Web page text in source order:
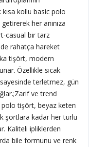
kollu basic polo
her anınıza
casual bir tarz
rahatça hareket
tişört, modern
Özellikle sıcak
terletmez, gün
ve trend
polo tişört, beyaz keten
şortlara kadar her türlü
Kaliteli ipliklerden
bile formunu ve renk